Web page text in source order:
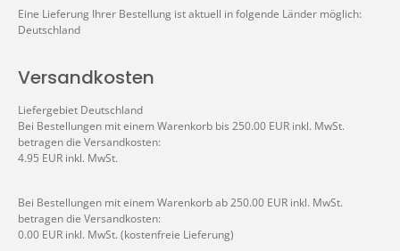
Eine Lieferung Ihrer Bestellung ist aktuell in folgende Länder möglich:
Deutschland
Versandkosten
Liefergebiet Deutschland
Bei Bestellungen mit einem Warenkorb bis 250.00 EUR inkl. MwSt.
betragen die Versandkosten:
4.95 EUR inkl. MwSt.
Bei Bestellungen mit einem Warenkorb ab 250.00 EUR inkl. MwSt.
betragen die Versandkosten:
0.00 EUR inkl. MwSt. (kostenfreie Lieferung)